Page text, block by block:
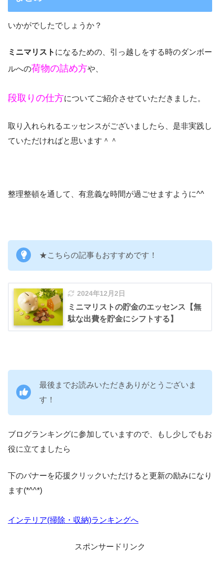
いかがでしたでしょうか？
ミニマリスト になるための、引っ越しをする時のダンボー
ルへの荷物の詰め方や、
段取りの仕方についてご紹介させていただきました。
取り入れられるエッセンスがございましたら、是非実践し
ていただければと思います＾＾
整理整頓を通して、有意義な時間が過ごせますように^^
★こちらの記事もおすすめです！
2024年12月2日
ミニマリストの貯金のエッセンス【無
駄な出費を貯金にシフトする】
最後までお読みいただきありがとうございま
す！
ブログランキングに参加していますので、もし少しでもお
役に立てましたら
下のバナーを応援クリックいただけると更新の励みになり
ます(*^^*)
インテリア(掃除・収納)ランキングへ
スポンサードリンク